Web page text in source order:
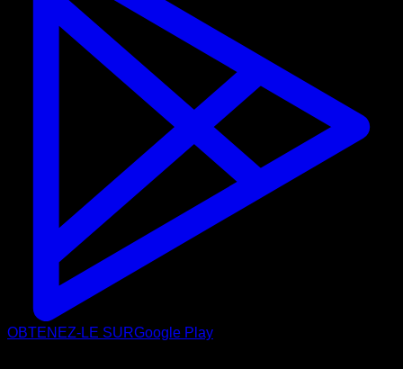
OBTENEZ-LE SURGoogle Play